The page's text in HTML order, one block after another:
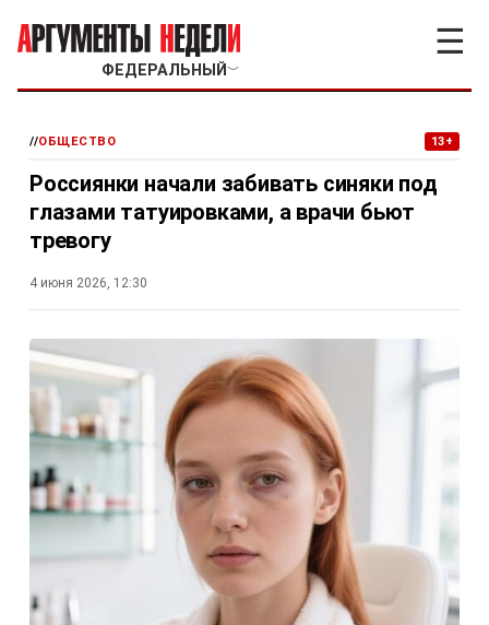
ФЕДЕРАЛЬНЫЙ ﹀
☰
//ОБЩЕСТВО 13+
Россиянки начали забивать синяки под
глазами татуировками, а врачи бьют
тревогу
4 июня 2026, 12:30